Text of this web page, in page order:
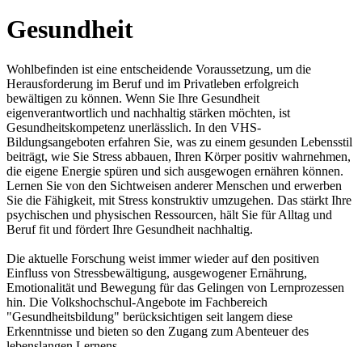
Gesundheit
Wohlbefinden ist eine entscheidende Voraussetzung, um die
Herausforderung im Beruf und im Privatleben erfolgreich
bewältigen zu können. Wenn Sie Ihre Gesundheit
eigenverantwortlich und nachhaltig stärken möchten, ist
Gesundheitskompetenz unerlässlich. In den VHS-
Bildungsangeboten erfahren Sie, was zu einem gesunden Lebensstil
beiträgt, wie Sie Stress abbauen, Ihren Körper positiv wahrnehmen,
die eigene Energie spüren und sich ausgewogen ernähren können.
Lernen Sie von den Sichtweisen anderer Menschen und erwerben
Sie die Fähigkeit, mit Stress konstruktiv umzugehen. Das stärkt Ihre
psychischen und physischen Ressourcen, hält Sie für Alltag und
Beruf fit und fördert Ihre Gesundheit nachhaltig.
Die aktuelle Forschung weist immer wieder auf den positiven
Einfluss von Stressbewältigung, ausgewogener Ernährung,
Emotionalität und Bewegung für das Gelingen von Lernprozessen
hin. Die Volkshochschul-Angebote im Fachbereich
"Gesundheitsbildung" berücksichtigen seit langem diese
Erkenntnisse und bieten so den Zugang zum Abenteuer des